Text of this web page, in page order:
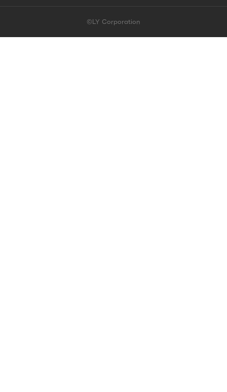
©LY Corporation
このコンテンツは掲載が終了しました | LINE占い